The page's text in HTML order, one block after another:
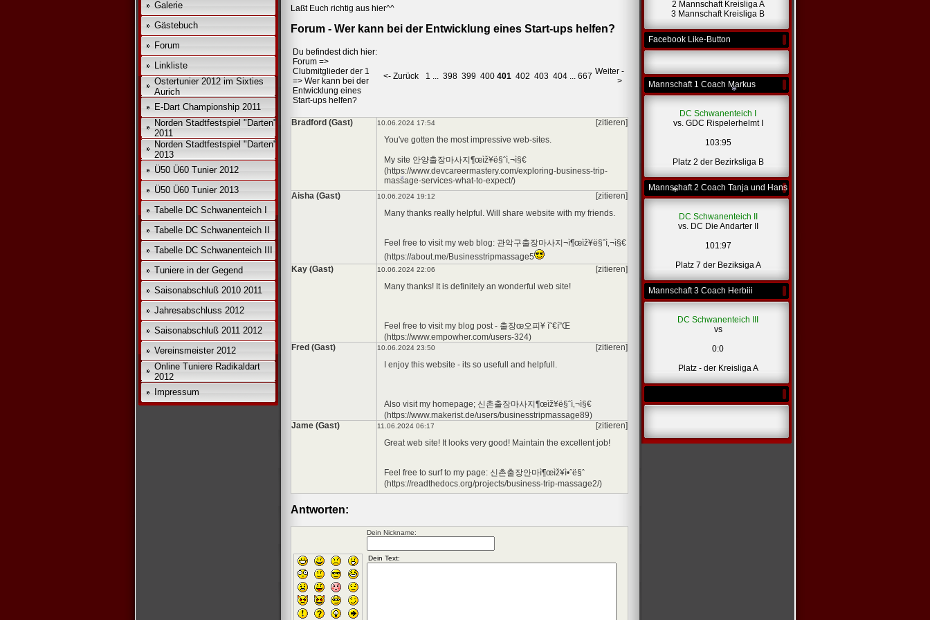
Galerie
Gästebuch
Forum
Linkliste
Ostertunier 2012 im Sixties
Aurich
E-Dart Championship 2011
Norden Stadtfestspiel "Darten"
2011
Norden Stadtfestspiel "Darten"
2013
Ü50 Ü60 Tunier 2012
Ü50 Ü60 Tunier 2013
Tabelle DC Schwanenteich I
Tabelle DC Schwanenteich II
Tabelle DC Schwanenteich III
Tuniere in der Gegend
Saisonabschluß 2010 2011
Jahresabschluss 2012
Saisonabschluß 2011 2012
Vereinsmeister 2012
Online Tuniere Radikaldart
2012
Impressum
Laßt Euch richtig aus hier^^
Forum - Wer kann bei der Entwicklung eines Start-ups helfen?
Du befindest dich hier:
Forum =>
Clubmitglieder der 1
=> Wer kann bei der
Entwicklung eines
Start-ups helfen?
<- Zurück 1 ... 398 399 400 401 402 403 404 ... 667 Weiter -
>
Bradford (Gast) 10.06.2024 17:54
[zitieren]
You've gotten the most impressive web-sites.
My site 안양출장마사지¶œìž¥ë§ˆì‚¬ì§€
(https://www.devcareermastery.com/exploring-business-trip-
massage-services-what-to-expect/)
Aisha (Gast)
10.06.2024 19:12
[zitieren]
Many thanks really helpful. Will share website with my friends.
Feel free to visit my web blog: 관악구출장마사지¬ì¶œìž¥ë§ˆì‚¬ì§€
(https://about.me/Businesstripmassage5
Kay (Gast)
10.06.2024 22:06
[zitieren]
Many thanks! It is definitely an wonderful web site!
Feel free to visit my blog post - 출장œ오피¥ ì˜€í”Œ
(https://www.empowher.com/users-324)
Fred (Gast)
10.06.2024 23:50
[zitieren]
I enjoy this website - its so usefull and helpfull.
Also visit my homepage; 신촌출장마사지¶œìž¥ë§ˆì‚¬ì§€
(https://www.makerist.de/users/businesstripmassage89)
Jame (Gast)
11.06.2024 06:17
[zitieren]
Great web site! It looks very good! Maintain the excellent job!
Feel free to surf to my page: 신촌출장안마ì¶œìž¥ì•ˆë§ˆ
(https://readthedocs.org/projects/business-trip-massage2/)
Antworten:
Dein Nickname:
2 Mannschaft Kreisliga A
3 Mannschaft Kreisliga B
Facebook Like-Button
Mannschaft 1 Coach Markus
DC Schwanenteich I
vs. GDC Rispelerhelmt I
103:95
Platz 2 der Bezirksliga B
Mannschaft 2 Coach Tanja und Hans
DC Schwanenteich II
vs. DC Die Andarter II
101:97
Platz 7 der Beziksiga A
Mannschaft 3 Coach Herbiii
DC Schwanenteich III
vs
0:0
Platz - der Kreisliga A
*
*
*